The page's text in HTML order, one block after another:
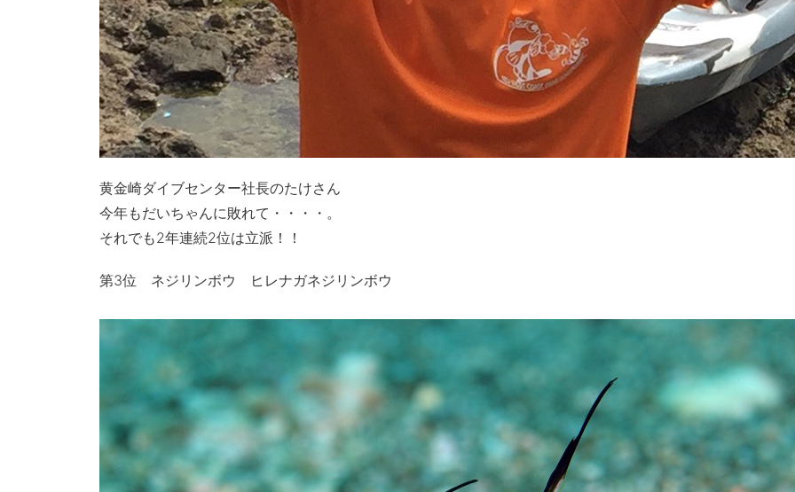
黄金崎ダイブセンター社長のたけさん
今年もだいちゃんに敗れて・・・・。
それでも2年連続2位は立派！！
第3位 ネジリンボウ ヒレナガネジリンボウ